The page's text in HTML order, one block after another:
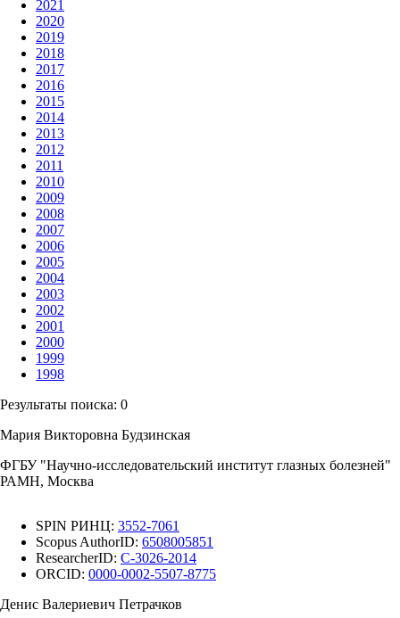
2021
2020
2019
2018
2017
2016
2015
2014
2013
2012
2011
2010
2009
2008
2007
2006
2005
2004
2003
2002
2001
2000
1999
1998
Результаты поиска: 0
Мария Викторовна Будзинская
ФГБУ "Научно-исследовательский институт глазных болезней"
РАМН, Москва
SPIN РИНЦ: 3552-7061
Scopus AuthorID: 6508005851
ResearcherID: C-3026-2014
ORCID: 0000-0002-5507-8775
Денис Валериевич Петрачков